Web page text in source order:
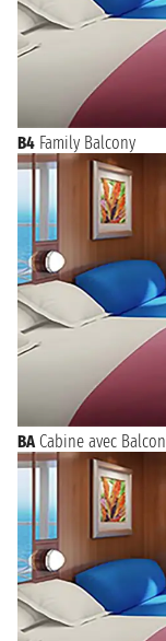
B4 Family Balcony
BA Cabine avec Balcon